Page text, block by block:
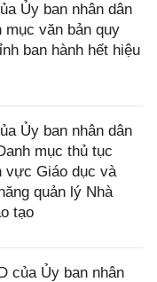
Ủy ban nhân dân
mục văn bản quy
ban hành hết hiệu
Ủy ban nhân dân
mục thủ tục
vực Giáo dục và
quản lý Nhà
tạo
của Ủy ban nhân